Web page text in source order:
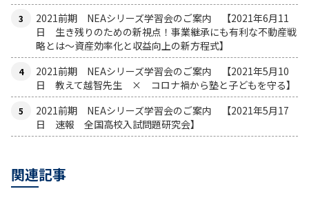
2021前期 NEAシリーズ学習会のご案内 【2021年6月11
日 生き残りのための新視点！事業継承にも有利な不動産戦
略とは〜資産効率化と収益向上の新方程式】
2021前期 NEAシリーズ学習会のご案内 【2021年5月10
日 教えて越智先生 × コロナ禍から塾と子どもを守る】
2021前期 NEAシリーズ学習会のご案内 【2021年5月17
日 速報 全国高校入試問題研究会】
関連記事